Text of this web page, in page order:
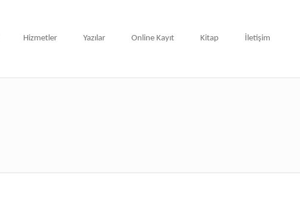
Hizmetler Yazılar Online Kayıt Kitap İletişim